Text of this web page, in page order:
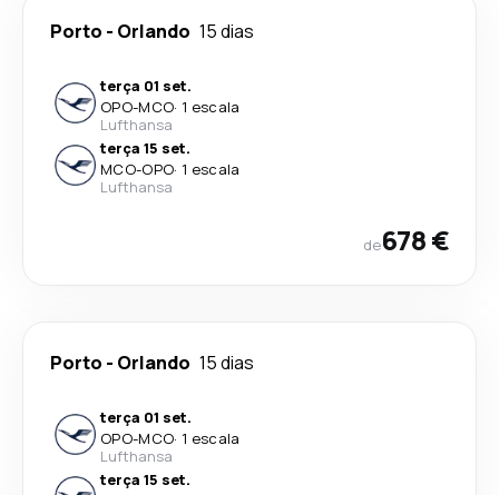
Porto - Orlando 15 dias
terça 01 set.
OPO-MCO· 1 escala
Lufthansa
terça 15 set.
MCO-OPO· 1 escala
Lufthansa
de678 €
Porto - Orlando 15 dias
terça 01 set.
OPO-MCO· 1 escala
Lufthansa
terça 15 set.